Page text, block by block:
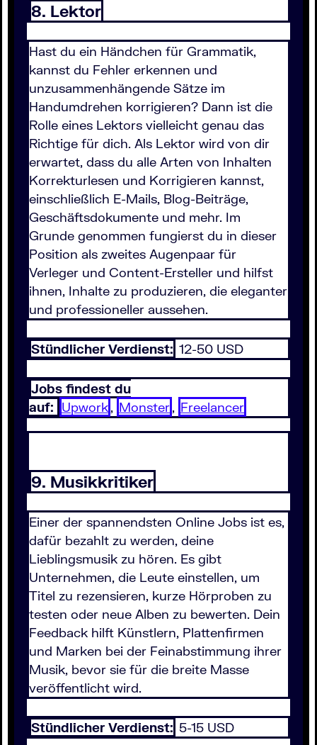
8. Lektor
Hast du ein Händchen für Grammatik,
kannst du Fehler erkennen und
unzusammenhängende Sätze im
Handumdrehen korrigieren? Dann ist die
Rolle eines Lektors vielleicht genau das
Richtige für dich. Als Lektor wird von dir
erwartet, dass du alle Arten von Inhalten
Korrekturlesen und Korrigieren kannst,
einschließlich E-Mails, Blog-Beiträge,
Geschäftsdokumente und mehr. Im
Grunde genommen fungierst du in dieser
Position als zweites Augenpaar für
Verleger und Content-Ersteller und hilfst
ihnen, Inhalte zu produzieren, die eleganter
und professioneller aussehen.
Stündlicher Verdienst: 12-50 USD
Jobs findest du
auf: Upwork, Monster, Freelancer
9. Musikkritiker
Einer der spannendsten Online Jobs ist es,
dafür bezahlt zu werden, deine
Lieblingsmusik zu hören. Es gibt
Unternehmen, die Leute einstellen, um
Titel zu rezensieren, kurze Hörproben zu
testen oder neue Alben zu bewerten. Dein
Feedback hilft Künstlern, Plattenfirmen
und Marken bei der Feinabstimmung ihrer
Musik, bevor sie für die breite Masse
veröffentlicht wird.
Stündlicher Verdienst: 5-15 USD